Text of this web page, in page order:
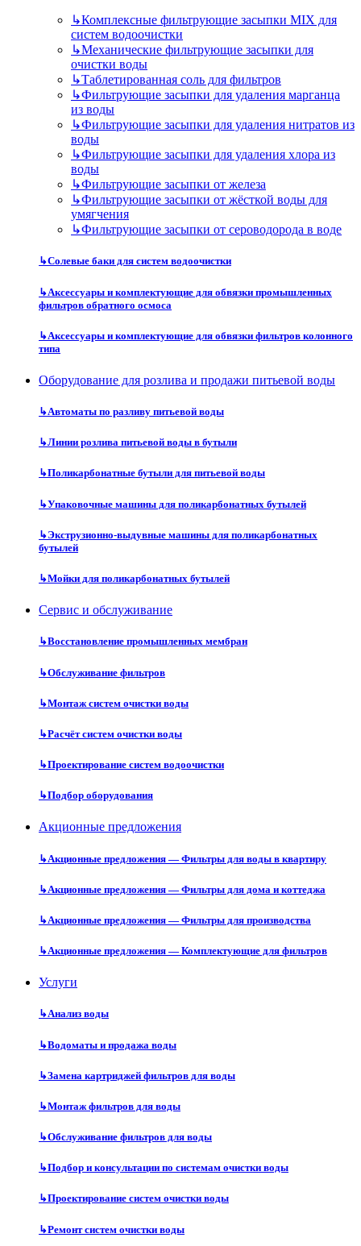
↳Комплексные фильтрующие засыпки MIX для
систем водоочистки
↳Механические фильтрующие засыпки для
очистки воды
↳Таблетированная соль для фильтров
↳Фильтрующие засыпки для удаления марганца
из воды
↳Фильтрующие засыпки для удаления нитратов из
воды
↳Фильтрующие засыпки для удаления хлора из
воды
↳Фильтрующие засыпки от железа
↳Фильтрующие засыпки от жёсткой воды для
умягчения
↳Фильтрующие засыпки от сероводорода в воде
↳Солевые баки для систем водоочистки
↳Аксессуары и комплектующие для обвязки промышленных
фильтров обратного осмоса
↳Аксессуары и комплектующие для обвязки фильтров колонного
типа
Оборудование для розлива и продажи питьевой воды
↳Автоматы по разливу питьевой воды
↳Линии розлива питьевой воды в бутыли
↳Поликарбонатные бутыли для питьевой воды
↳Упаковочные машины для поликарбонатных бутылей
↳Экструзионно-выдувные машины для поликарбонатных
бутылей
↳Мойки для поликарбонатных бутылей
Сервис и обслуживание
↳Восстановление промышленных мембран
↳Обслуживание фильтров
↳Монтаж систем очистки воды
↳Расчёт систем очистки воды
↳Проектирование систем водоочистки
↳Подбор оборудования
Акционные предложения
↳Акционные предложения — Фильтры для воды в квартиру
↳Акционные предложения — Фильтры для дома и коттеджа
↳Акционные предложения — Фильтры для производства
↳Акционные предложения — Комплектующие для фильтров
Услуги
↳Анализ воды
↳Водоматы и продажа воды
↳Замена картриджей фильтров для воды
↳Монтаж фильтров для воды
↳Обслуживание фильтров для воды
↳Подбор и консультации по системам очистки воды
↳Проектирование систем очистки воды
↳Ремонт систем очистки воды